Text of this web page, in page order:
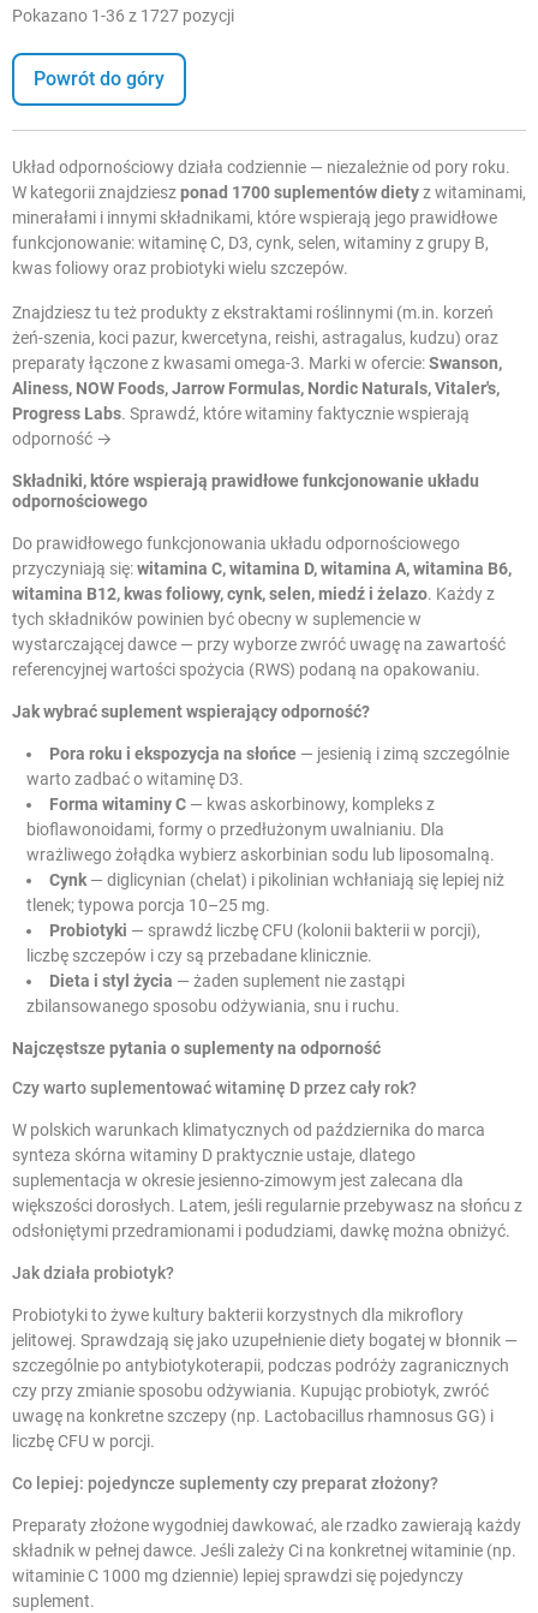
Pokazano 1-36 z 1727 pozycji
Powrót do góry
Układ odpornościowy działa codziennie — niezależnie od pory roku.
W kategorii znajdzieszponad 1700 suplementów dietyz witaminami,
minerałami i innymi składnikami, które wspierają jego prawidłowe
funkcjonowanie: witaminę C, D3, cynk, selen, witaminy z grupy B,
kwas foliowy oraz probiotyki wielu szczepów.
Znajdziesz tu też produkty z ekstraktami roślinnymi (m.in. korzeń
żeń-szenia, koci pazur, kwercetyna, reishi, astragalus, kudzu) oraz
preparaty łączone z kwasami omega-3. Marki w ofercie:Swanson,
Aliness, NOW Foods, Jarrow Formulas, Nordic Naturals, Vitaler's,
Progress Labs. Sprawdź, które witaminy faktycznie wspierają
odporność →
Składniki, które wspierają prawidłowe funkcjonowanie układu
odpornościowego
Do prawidłowego funkcjonowania układu odpornościowego
przyczyniają się:witamina C, witamina D, witamina A, witamina B6,
witamina B12, kwas foliowy, cynk, selen, miedź i żelazo. Każdy z
tych składników powinien być obecny w suplemencie w
wystarczającej dawce — przy wyborze zwróć uwagę na zawartość
referencyjnej wartości spożycia (RWS) podaną na opakowaniu.
Jak wybrać suplement wspierający odporność?
Pora roku i ekspozycja na słońce — jesienią i zimą szczególnie
warto zadbać o witaminę D3.
Forma witaminy C — kwas askorbinowy, kompleks z
bioflawonoidami, formy o przedłużonym uwalnianiu. Dla
wrażliwego żołądka wybierz askorbinian sodu lub liposomalną.
Cynk— diglicynian (chelat) i pikolinian wchłaniają się lepiej niż
tlenek; typowa porcja 10–25 mg.
Probiotyki — sprawdź liczbę CFU (kolonii bakterii w porcji),
liczbę szczepów i czy są przebadane klinicznie.
Dieta i styl życia — żaden suplement nie zastąpi
zbilansowanego sposobu odżywiania, snu i ruchu.
Najczęstsze pytania o suplementy na odporność
Czy warto suplementować witaminę D przez cały rok?
W polskich warunkach klimatycznych od października do marca
synteza skórna witaminy D praktycznie ustaje, dlatego
suplementacja w okresie jesienno-zimowym jest zalecana dla
większości dorosłych. Latem, jeśli regularnie przebywasz na słońcu z
odsłoniętymi przedramionami i podudziami, dawkę można obniżyć.
Jak działa probiotyk?
Probiotyki to żywe kultury bakterii korzystnych dla mikroflory
jelitowej. Sprawdzają się jako uzupełnienie diety bogatej w błonnik —
szczególnie po antybiotykoterapii, podczas podróży zagranicznych
czy przy zmianie sposobu odżywiania. Kupując probiotyk, zwróć
uwagę na konkretne szczepy (np. Lactobacillus rhamnosus GG) i
liczbę CFU w porcji.
Co lepiej: pojedyncze suplementy czy preparat złożony?
Preparaty złożone wygodniej dawkować, ale rzadko zawierają każdy
składnik w pełnej dawce. Jeśli zależy Ci na konkretnej witaminie (np.
witaminie C 1000 mg dziennie) lepiej sprawdzi się pojedynczy
suplement.